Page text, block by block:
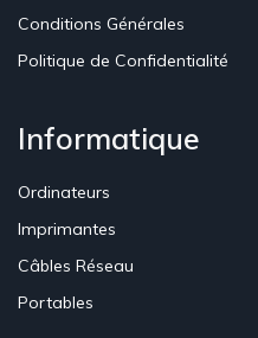
Conditions Générales
Politique de Confidentialité
Informatique
Ordinateurs
Imprimantes
Câbles Réseau
Portables